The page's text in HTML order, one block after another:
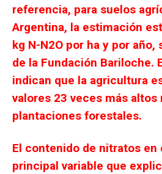
referencia, para suelos
Argentina, la estimación
kg N-N2O por ha y por
de la Fundación Bariloche.
indican que la agricultura
valores 23 veces más
plantaciones forestales.
El contenido de nitratos en
principal variable que